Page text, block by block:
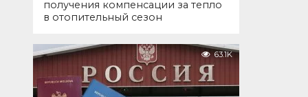
получения компенсации за тепло
в отопительный сезон
63.1K